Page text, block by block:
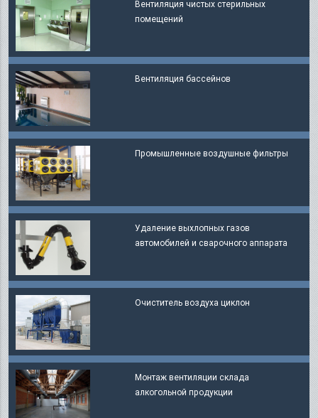
Вентиляция чистых стерильных
помещений
Вентиляция бассейнов
​Промышленные воздушные фильтры
Удаление выхлопных газов
автомобилей и сварочного аппарата
Очиститель воздуха циклон
Монтаж вентиляции склада
алкогольной продукции